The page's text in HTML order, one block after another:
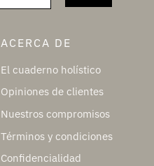
ACERCA DE
El cuaderno holístico
Opiniones de clientes
Nuestros compromisos
Términos y condiciones
Confidencialidad